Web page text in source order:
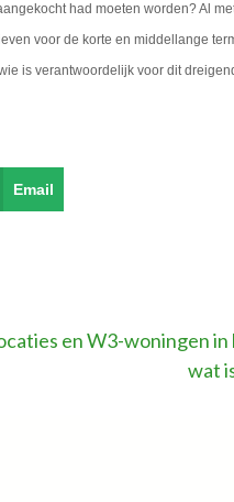
had moeten worden? Al
voor de korte en middellange
is verantwoordelijk voor dit
Email
en W3-woningen
wat